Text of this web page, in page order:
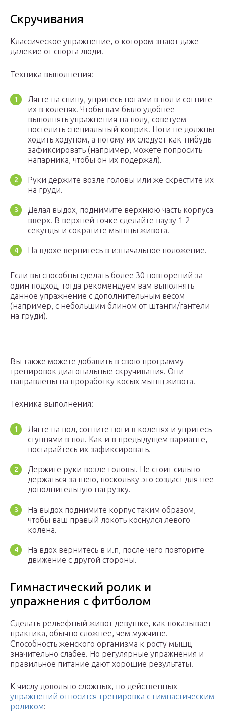
Скручивания
Классическое упражнение, о котором знают даже
далекие от спорта люди.
Техника выполнения:
Лягте на спину, упритесь ногами в пол и согните
их в коленях. Чтобы вам было удобнее
выполнять упражнения на полу, советуем
постелить специальный коврик. Ноги не должны
ходить ходуном, а потому их следует как-нибудь
зафиксировать (например, можете попросить
напарника, чтобы он их подержал).
Руки держите возле головы или же скрестите их
на груди.
Делая выдох, поднимите верхнюю часть корпуса
вверх. В верхней точке сделайте паузу 1-2
секунды и сократите мышцы живота.
На вдохе вернитесь в изначальное положение.
Если вы способны сделать более 30 повторений за
один подход, тогда рекомендуем вам выполнять
данное упражнение с дополнительным весом
(например, с небольшим блином от штанги/гантели
на груди).
Вы также можете добавить в свою программу
тренировок диагональные скручивания. Они
направлены на проработку косых мышц живота.
Техника выполнения:
Лягте на пол, согните ноги в коленях и упритесь
ступнями в пол. Как и в предыдущем варианте,
постарайтесь их зафиксировать.
Держите руки возле головы. Не стоит сильно
держаться за шею, поскольку это создаст для нее
дополнительную нагрузку.
На выдох поднимите корпус таким образом,
чтобы ваш правый локоть коснулся левого
колена.
На вдох вернитесь в и.п, после чего повторите
движение с другой стороны.
Гимнастический ролик и
упражнения с фитболом
Сделать рельефный живот девушке, как показывает
практика, обычно сложнее, чем мужчине.
Способность женского организма к росту мышц
значительно слабее. Но регулярные упражнения и
правильное питание дают хорошие результаты.
К числу довольно сложных, но действенных
упражнений относится тренировка с гимнастическим
роликом: